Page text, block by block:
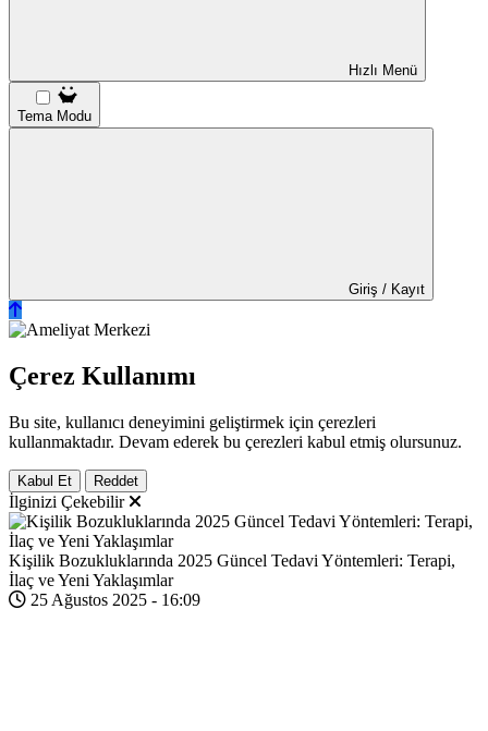
Hızlı Menü
Tema Modu
Giriş / Kayıt
Çerez Kullanımı
Bu site, kullanıcı deneyimini geliştirmek için çerezleri
kullanmaktadır. Devam ederek bu çerezleri kabul etmiş olursunuz.
Kabul Et Reddet
İlginizi Çekebilir
Kişilik Bozukluklarında 2025 Güncel Tedavi Yöntemleri: Terapi,
İlaç ve Yeni Yaklaşımlar
25 Ağustos 2025 - 16:09